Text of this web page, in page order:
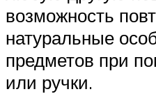
возможность
натуральные
предметов при
или ручки.